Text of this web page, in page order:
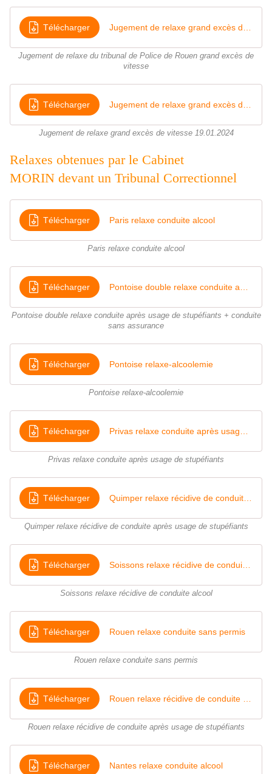
Télécharger
Jugement de relaxe du tribunal de Police de Rouen grand excès de
vitesse
Télécharger
Jugement de relaxe grand excès de vitesse 19.01.2024
Relaxes obtenues par le Cabinet
MORIN devant un Tribunal Correctionnel
Télécharger Paris relaxe conduite alcool
Paris relaxe conduite alcool
Télécharger
Pontoise double relaxe conduite après usage de stupéfiants + conduite
sans assurance
Télécharger Pontoise relaxe-alcoolemie
Pontoise relaxe-alcoolemie
Télécharger
Privas relaxe conduite après usage de stupéfiants
Télécharger
Quimper relaxe récidive de conduite après usage de stupéfiants
Télécharger
Soissons relaxe récidive de conduite alcool
Télécharger Rouen relaxe conduite sans permis
Rouen relaxe conduite sans permis
Télécharger
Rouen relaxe récidive de conduite après usage de stupéfiants
Télécharger Nantes relaxe conduite alcool